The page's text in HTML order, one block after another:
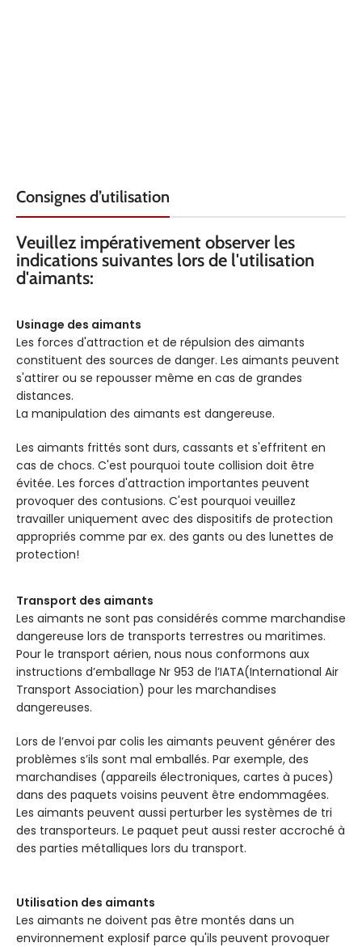
FORCE KG 3.5 FORCE KG
Consignes d’utilisation
Veuillez impérativement observer les
indications suivantes lors de l'utilisation
d'aimants:
Usinage des aimants
Les forces d'attraction et de répulsion des aimants
constituent des sources de danger. Les aimants peuvent
s'attirer ou se repousser même en cas de grandes
distances.
La manipulation des aimants est dangereuse.
Les aimants frittés sont durs, cassants et s'effritent en
cas de chocs. C'est pourquoi toute collision doit être
évitée. Les forces d'attraction importantes peuvent
provoquer des contusions. C'est pourquoi veuillez
travailler uniquement avec des dispositifs de protection
appropriés comme par ex. des gants ou des lunettes de
protection!
Transport des aimants
Les aimants ne sont pas considérés comme marchandise
dangereuse lors de transports terrestres ou maritimes.
Pour le transport aérien, nous nous conformons aux
instructions d’emballage Nr 953 de l’IATA(International Air
Transport Association) pour les marchandises
dangereuses.
Lors de l’envoi par colis les aimants peuvent générer des
problèmes s’ils sont mal emballés. Par exemple, des
marchandises (appareils électroniques, cartes à puces)
dans des paquets voisins peuvent être endommagées.
Les aimants peuvent aussi perturber les systèmes de tri
des transporteurs. Le paquet peut aussi rester accroché à
des parties métalliques lors du transport.
Utilisation des aimants
Les aimants ne doivent pas être montés dans un
environnement explosif parce qu'ils peuvent provoquer